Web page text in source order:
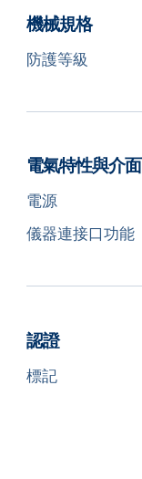
機械規格
防護等級
電氣特性與介面
電源
儀器連接口功能
認證
標記